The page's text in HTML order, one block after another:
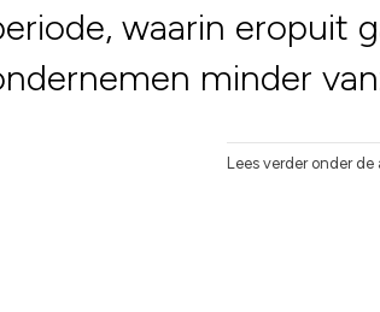
waarin eropuit
minder
Lees verder onder de